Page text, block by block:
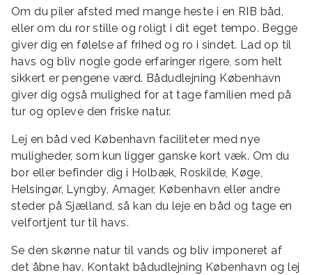
Om du piler afsted med mange heste i en RIB båd,
eller om du ror stille og roligt i dit eget tempo. Begge
giver dig en følelse af frihed og ro i sindet. Lad op til
havs og bliv nogle gode erfaringer rigere, som helt
sikkert er pengene værd. Bådudlejning København
giver dig også mulighed for at tage familien med på
tur og opleve den friske natur.
Lej en båd ved København faciliteter med nye
muligheder, som kun ligger ganske kort væk. Om du
bor eller befinder dig i Holbæk, Roskilde, Køge,
Helsingør, Lyngby, Amager, København eller andre
steder på Sjælland, så kan du leje en båd og tage en
velfortjent tur til havs.
Se den skønne natur til vands og bliv imponeret af
det åbne hav. Kontakt bådudlejning København og lej